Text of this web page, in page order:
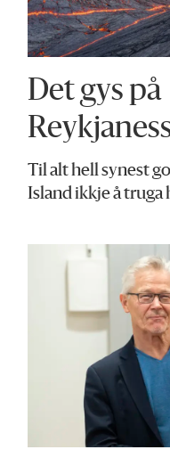
Det gys på
Til alt hell synest
Island ikkje å truga